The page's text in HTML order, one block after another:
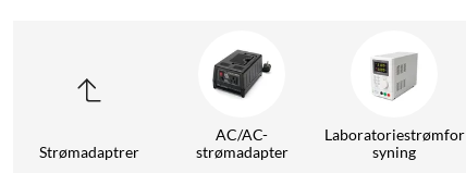
Strømadaptrer
AC/AC-
strømadapter
Laboratoriestrømfor
syning